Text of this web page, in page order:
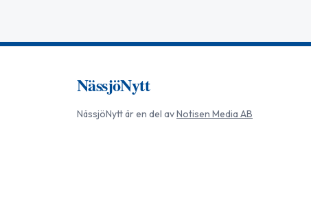
NässjöNytt
NässjöNyttär en del avNotisen Media AB